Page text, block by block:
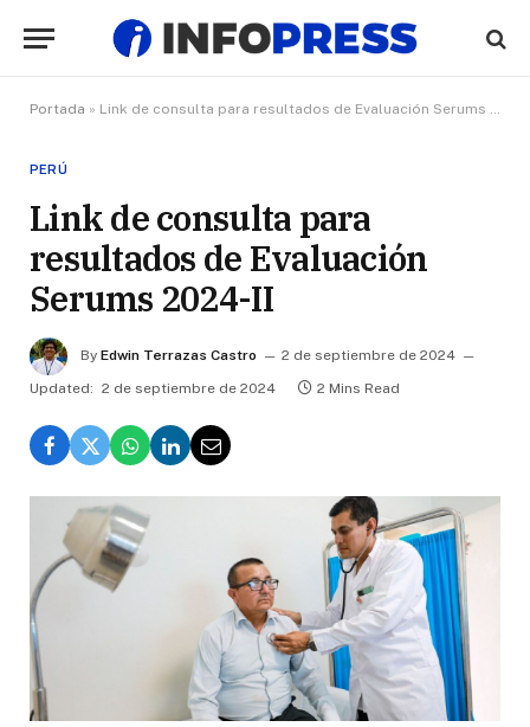
Portada » Link de consulta para resultados de Evaluación Serums 2024-II
PERÚ
Link de consulta para
resultados de Evaluación
Serums 2024-II
By Edwin Terrazas Castro
2 de septiembre de 2024
Updated: 2 de septiembre de 2024 2 Mins Read